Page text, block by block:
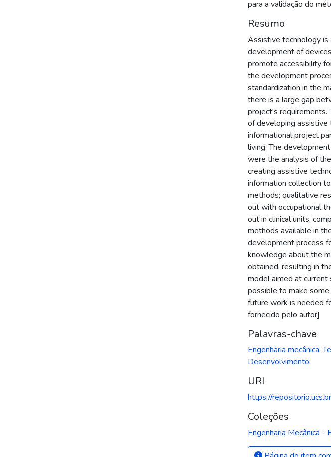
para a validação do
Resumo
Assistive technology is
development of
promote accessibility
the development
standardization in the
there is a large gap
project's requirements.
of developing assistive
informational project
living. The
were the analysis of
creating assistive
information collection
methods; qualitative
out with occupational
out in clinical units;
methods available in
development process
knowledge about the
obtained, resulting in
model aimed at current
possible to make
future work is needed
fornecido pelo autor]
Palavras-chave
Engenharia mecânica,
Desenvolvimento
URI
https://
Coleções
Engenharia Mecânica -